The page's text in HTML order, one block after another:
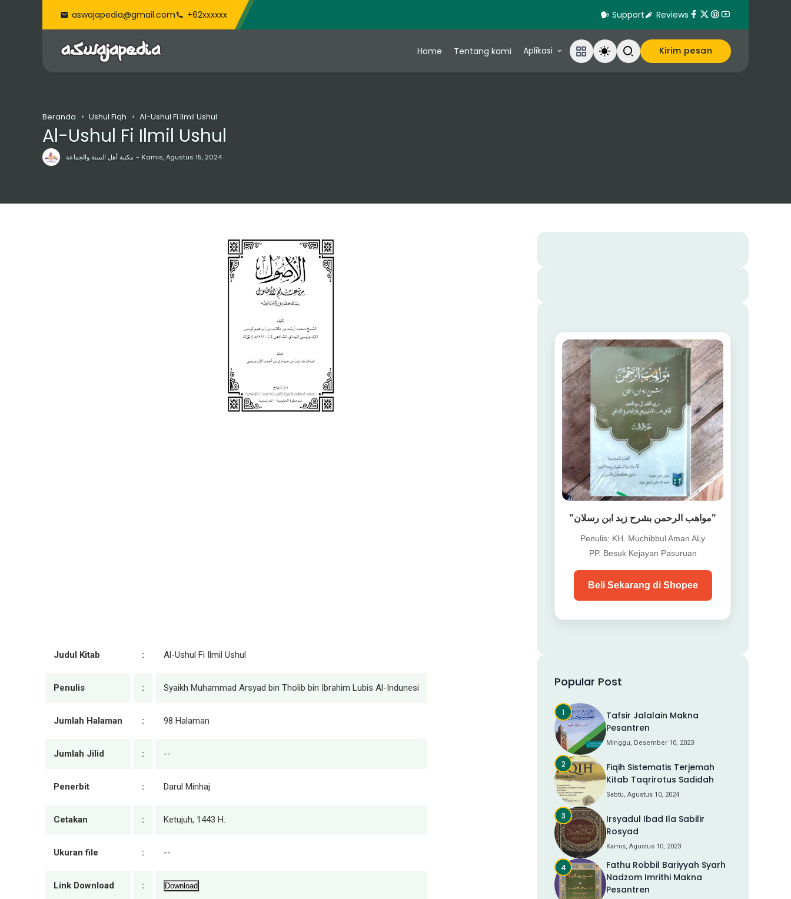
aswajapedia@gmail.com +62xxxxxx Support Reviews
Home Tentang kami Aplikasi Kirim pesan
Beranda Ushul Fiqh Al-Ushul Fi Ilmil Ushul
مكتبة أهل السنة والجماعة Kamis, Agustus 15, 2024
Al-Ushul Fi Ilmil Ushul
Judul Kitab : Al-Ushul Fi Ilmil Ushul
Penulis : Syaikh Muhammad Arsyad bin Tholib bin Ibrahim Lubis Al-Indunesi
Jumlah Halaman : 98 Halaman
Jumlah Jilid : --
Penerbit : Darul Minhaj
Cetakan : Ketujuh, 1443 H.
Ukuran file : --
Link Download : Download
"مواهب الرحمن بشرح زبد ابن رسلان"
Penulis: KH. Muchibbul Aman ALy
PP. Besuk Kejayan Pasuruan
Beli Sekarang di Shopee
Popular Post
Tafsir Jalalain Makna
Pesantren
Minggu, Desember 10, 2023
Fiqih Sistematis Terjemah
Kitab Taqrirotus Sadidah
Sabtu, Agustus 10, 2024
Irsyadul Ibad Ila Sabilir
Rosyad
Kamis, Agustus 10, 2023
Fathu Robbil Bariyyah Syarh
Nadzom Imrithi Makna
Pesantren